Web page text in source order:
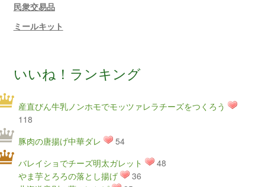
民衆交易品
ミールキット
いいね！ランキング
産直びん牛乳ノンホモでモッツァレラチーズをつくろう
118
豚肉の唐揚げ中華ダレ
54
バレイショでチーズ明太ガレット
48
やま芋とろろの落とし揚げ
36